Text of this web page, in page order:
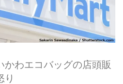
かわエコバッグの店頭販
り